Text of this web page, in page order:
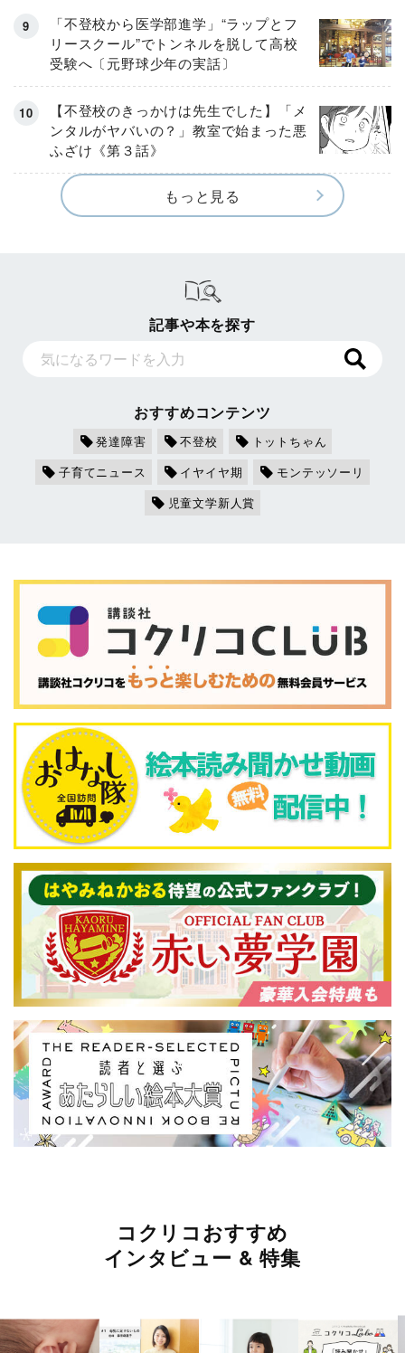
「不登校から医学部進学」“ラップとフ
リースクール”でトンネルを脱して高校
受験へ〔元野球少年の実話〕
【不登校のきっかけは先生でした】「メ
ンタルがヤバいの？」教室で始まった悪
ふざけ《第３話》
もっと見る
記事や本を探す
おすすめコンテンツ
発達障害 不登校
トットちゃん
子育てニュース
イヤイヤ期
モンテッソーリ
児童文学新人賞
コクリコおすすめ
インタビュー & 特集